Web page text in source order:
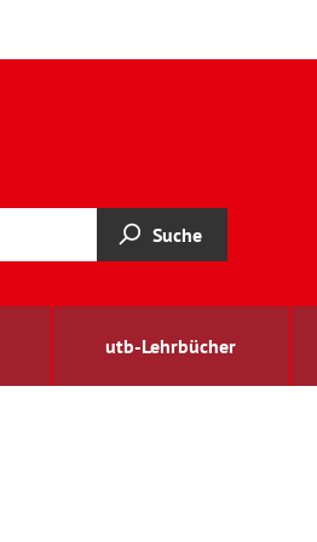
Suche
utb-Lehrbücher